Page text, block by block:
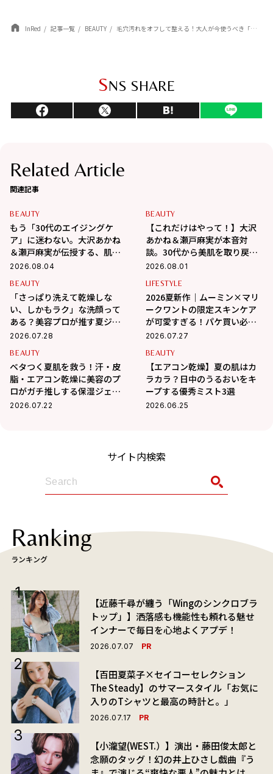
InRed 記事一覧 BEAUTY 毛穴汚れをオフして整える！大人が今使うべき「毛穴ケア」最新3選。ふっくら潤う理想の肌へ
SNS SHARE
Related Article
関連記事
BEAUTY
もう「30代のエイジングケ
ア」に迷わない。大沢あかね
＆瀬戸麻実が伝授する、肌が
変わるポジティブ美肌習慣
2026.08.04
BEAUTY
【これだけはやって！】大沢
あかね＆瀬戸麻実が本音対
談。30代から美肌を取り戻す
スキンケアの正解
2026.08.01
BEAUTY
「さっぱり洗えて乾燥しな
い、しかもラク」な洗顔って
ある？美容プロが推す夏ジェ
ル3選
2026.07.28
LIFESTYLE
2026夏新作｜ムーミン×マリ
ークワントの限定スキンケア
が可愛すぎる！パケ買い必至
＆夏の肌悩みも優秀ケア
2026.07.27
BEAUTY
ベタつく夏肌を救う！汗・皮
脂・エアコン乾燥に美容のプ
ロがガチ推しする保湿ジェル3
選
2026.07.22
BEAUTY
【エアコン乾燥】夏の肌はカ
ラカラ？日中のうるおいをキ
ープする優秀ミスト3選
2026.06.25
サイト内検索
Ranking
ランキング
【近藤千尋が纏う「Wingのシンクロブラ
トップ」】洒落感も機能性も頼れる魅せ
インナーで毎日を心地よくアプデ！
2026.07.07 PR
【百田夏菜子×セイコーセレクション
The Steady】のサマースタイル「お気に
入りのTシャツと最高の時計と。」
2026.07.17 PR
【小瀧望(WEST.）】演出・藤田俊太郎と
念願のタッグ！幻の井上ひさし戯曲『う